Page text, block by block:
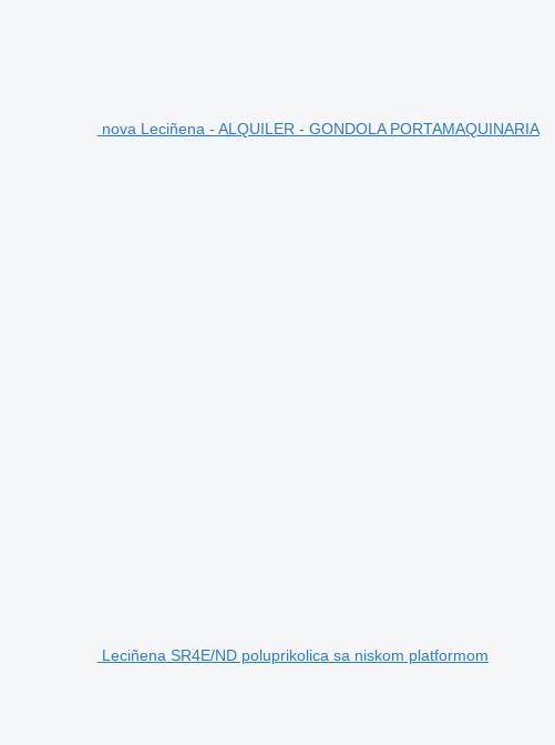
nova Leciñena - ALQUILER - GONDOLA PORTAMAQUINARIA
Leciñena SR4E/ND poluprikolica sa niskom platformom